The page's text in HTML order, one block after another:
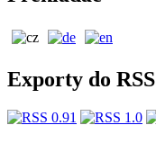
Exporty do RSS